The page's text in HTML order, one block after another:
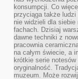
konsumpcji. Co
przyciąga także ludzi
nie widzieli dla
fachach. Dzisiaj
dawne techniki z
pracownia
na całym świecie, a
krótkie serie
oryginalność.
muzeum. Może